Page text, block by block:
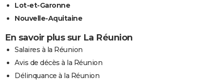
Lot-et-Garonne
Nouvelle-Aquitaine
En savoir plus sur La Réunion
Salaires à la Réunion
Avis de décès à la Réunion
Délinquance à la Réunion